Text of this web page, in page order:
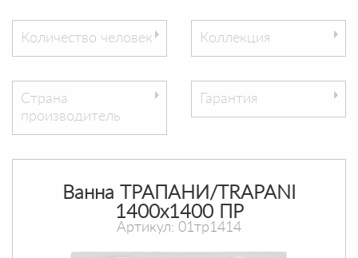
Количество человек Коллекция
Страна
производитель
Гарантия
Ванна ТРАПАНИ/TRAPANI
1400х1400 ПР
Артикул: 01тр1414